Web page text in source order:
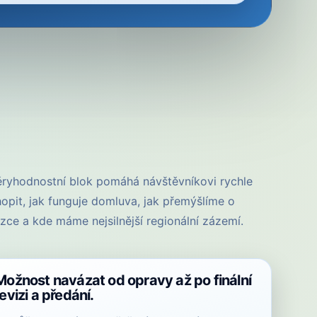
blok pomáhá návštěvníkovi rychle
jak funguje domluva, jak přemýšlíme o
a kde máme nejsilnější regionální zázemí.
navázat od opravy až po finální
a předání.